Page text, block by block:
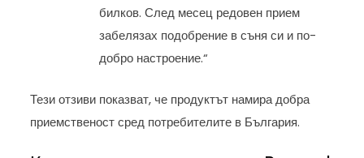
билков. След месец редовен прием
забелязах подобрение в съня си и по-
добро настроение.“
Тези отзиви показват, че продуктът намира добра
приемственост сред потребителите в България.